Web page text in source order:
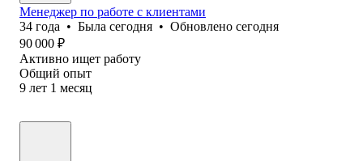
Менеджер по работе с клиентами
34 года • Была сегодня • Обновлено сегодня
90 000 ₽
Активно ищет работу
Общий опыт
9 лет 1 месяц